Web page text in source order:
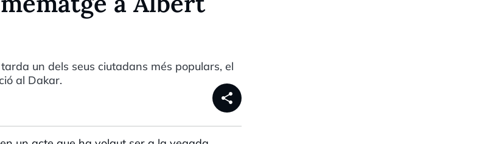
un dels seus ciutadans més populars, el
al Dakar.
share